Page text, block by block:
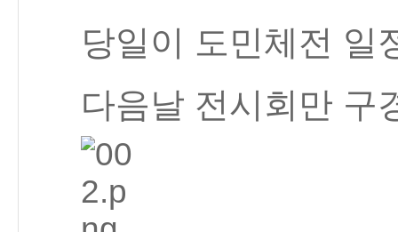
당일이 도민체전 일
다음날 전시회만 구